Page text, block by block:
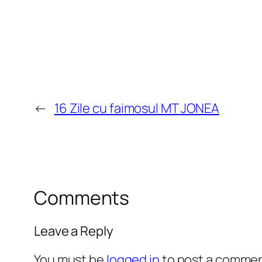
← 16 Zile cu faimosul MT JONEA
Comments
Leave a Reply